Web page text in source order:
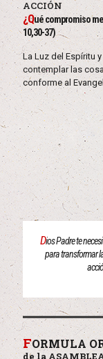
ACCIÓN
¿Qué compromiso
10,30-37)
La Luz del Espíritu
contemplar las
conforme al
Dios Padre te
para transformar
FORMULA
de la